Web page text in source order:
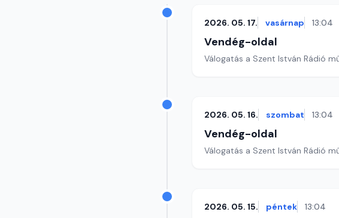
2026. 05. 17. vasárnap 13:04
Vendég-oldal
Válogatás a Szent István Rádió
2026. 05. 16. szombat 13:04
Vendég-oldal
Válogatás a Szent István Rádió
2026. 05. 15. péntek 13:04